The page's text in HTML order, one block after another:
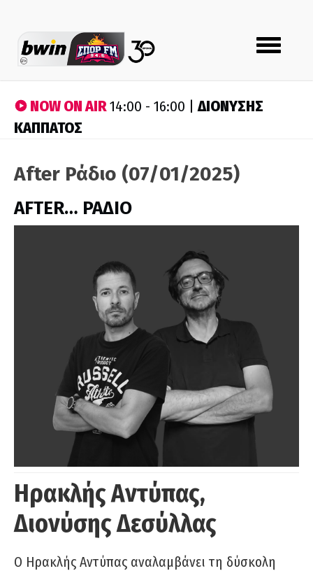
Toggle
navigation
NOW ON AIR14:00 - 16:00 |ΔΙΟΝΥΣΗΣ
ΚΑΠΠΑΤΟΣ
After Ράδιο (07/01/2025)
AFTER… ΡΑΔΙΟ
Ηρακλής Αντύπας,
Διονύσης Δεσύλλας
Ο Ηρακλής Αντύπας αναλαμβάνει τη δύσκολη